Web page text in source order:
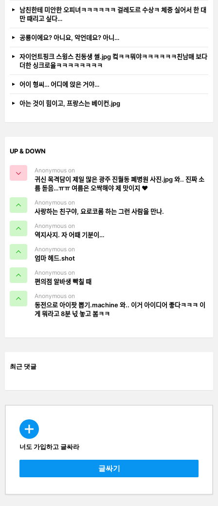
남친한테 미안한 오피녀ㅋㅋㅋㅋㅋㅋ 걸레도르 수상ㅋ 체중 실어서 한 대
만 때리고 싶다…
공룡이에요? 아니요, 악언데요? 아니…
자이언트핑크 스윙스 친동생 썰.jpg 컼ㅋㅋ뭐야ㅋㅋㅋㅋㅋㅋ친남매 보다
더한 싱크로율ㅋㅋㅋㅋㅋㅋㅋㅋ
어이 형씨… 어디에 앉은 거야…
아는 것이 힘이고, 프랑스는 베이컨.jpg
UP & DOWN
Anonymous on
귀신 목격담이 제일 많은 광주 진월동 폐병원 사진.jpg 와.. 진짜 소
름 돋음…ㅠㅠ 여름은 오싹해야 제 맛이지 ❤️
Anonymous on
사랑하는 친구야, 요로코롬 하는 그런 사람을 만나.
Anonymous on
역지사지. 자 어때 기분이…
Anonymous on
엄마 헤드.shot
Anonymous on
편의점 알바생 빡칠 때
Anonymous on
동전으로 아이팟 뽑기.machine 와.. 이거 아이디어 좋다ㅋㅋㅋ 이
게 뭐라고 8분 넋 놓고 봄ㅋㅋ
최근 댓글
CREATE
너도 가입하고 글싸라
글싸기